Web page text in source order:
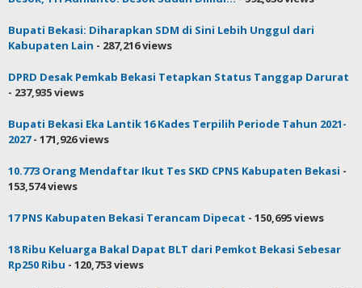
Bupati Bekasi: Diharapkan SDM di Sini Lebih Unggul dari
Kabupaten Lain - 287,216 views
DPRD Desak Pemkab Bekasi Tetapkan Status Tanggap Darurat
- 237,935 views
Bupati Bekasi Eka Lantik 16 Kades Terpilih Periode Tahun 2021-
2027- 171,926 views
10.773 Orang Mendaftar Ikut Tes SKD CPNS Kabupaten Bekasi -
153,574 views
17 PNS Kabupaten Bekasi Terancam Dipecat - 150,695 views
18 Ribu Keluarga Bakal Dapat BLT dari Pemkot Bekasi Sebesar
Rp250 Ribu - 120,753 views